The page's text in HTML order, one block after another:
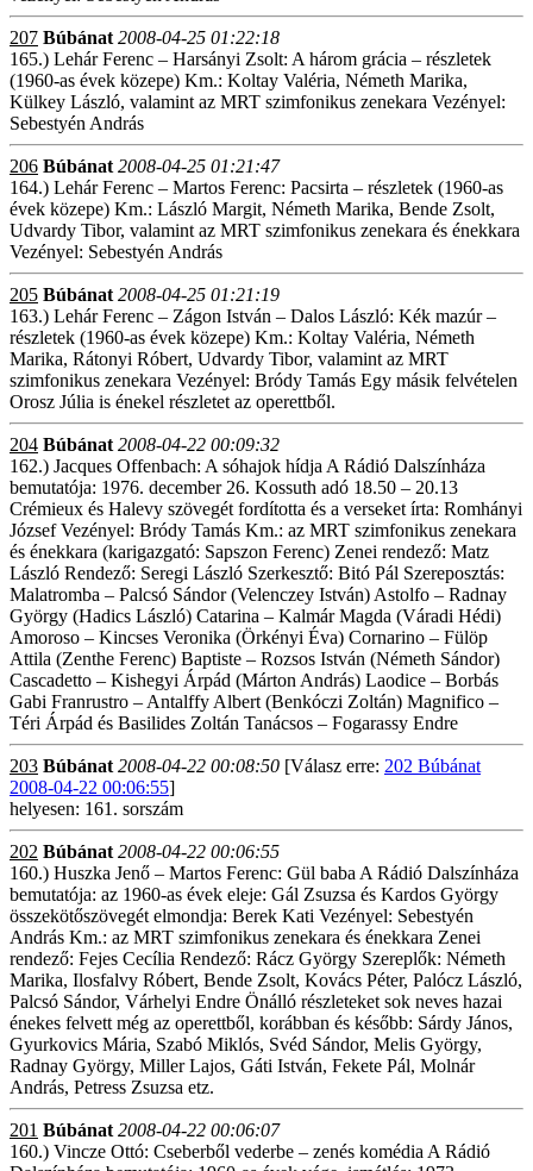
207 Búbánat 2008-04-25 01:22:18
165.) Lehár Ferenc – Harsányi Zsolt: A három grácia – részletek
(1960-as évek közepe) Km.: Koltay Valéria, Németh Marika,
Külkey László, valamint az MRT szimfonikus zenekara Vezényel:
Sebestyén András
206 Búbánat 2008-04-25 01:21:47
164.) Lehár Ferenc – Martos Ferenc: Pacsirta – részletek (1960-as
évek közepe) Km.: László Margit, Németh Marika, Bende Zsolt,
Udvardy Tibor, valamint az MRT szimfonikus zenekara és énekkara
Vezényel: Sebestyén András
205 Búbánat 2008-04-25 01:21:19
163.) Lehár Ferenc – Zágon István – Dalos László: Kék mazúr –
részletek (1960-as évek közepe) Km.: Koltay Valéria, Németh
Marika, Rátonyi Róbert, Udvardy Tibor, valamint az MRT
szimfonikus zenekara Vezényel: Bródy Tamás Egy másik felvételen
Orosz Júlia is énekel részletet az operettből.
204 Búbánat 2008-04-22 00:09:32
162.) Jacques Offenbach: A sóhajok hídja A Rádió Dalszínháza
bemutatója: 1976. december 26. Kossuth adó 18.50 – 20.13
Crémieux és Halevy szövegét fordította és a verseket írta: Romhányi
József Vezényel: Bródy Tamás Km.: az MRT szimfonikus zenekara
és énekkara (karigazgató: Sapszon Ferenc) Zenei rendező: Matz
László Rendező: Seregi László Szerkesztő: Bitó Pál Szereposztás:
Malatromba – Palcsó Sándor (Velenczey István) Astolfo – Radnay
György (Hadics László) Catarina – Kalmár Magda (Váradi Hédi)
Amoroso – Kincses Veronika (Örkényi Éva) Cornarino – Fülöp
Attila (Zenthe Ferenc) Baptiste – Rozsos István (Németh Sándor)
Cascadetto – Kishegyi Árpád (Márton András) Laodice – Borbás
Gabi Franrustro – Antalffy Albert (Benkóczi Zoltán) Magnifico –
Téri Árpád és Basilides Zoltán Tanácsos – Fogarassy Endre
203 Búbánat 2008-04-22 00:08:50 [Válasz erre: 202 Búbánat
2008-04-22 00:06:55]
helyesen: 161. sorszám
202 Búbánat 2008-04-22 00:06:55
160.) Huszka Jenő – Martos Ferenc: Gül baba A Rádió Dalszínháza
bemutatója: az 1960-as évek eleje: Gál Zsuzsa és Kardos György
összekötőszövegét elmondja: Berek Kati Vezényel: Sebestyén
András Km.: az MRT szimfonikus zenekara és énekkara Zenei
rendező: Fejes Cecília Rendező: Rácz György Szereplők: Németh
Marika, Ilosfalvy Róbert, Bende Zsolt, Kovács Péter, Palócz László,
Palcsó Sándor, Várhelyi Endre Önálló részleteket sok neves hazai
énekes felvett még az operettből, korábban és később: Sárdy János,
Gyurkovics Mária, Szabó Miklós, Svéd Sándor, Melis György,
Radnay György, Miller Lajos, Gáti István, Fekete Pál, Molnár
András, Petress Zsuzsa etz.
201 Búbánat 2008-04-22 00:06:07
160.) Vincze Ottó: Cseberből vederbe – zenés komédia A Rádió